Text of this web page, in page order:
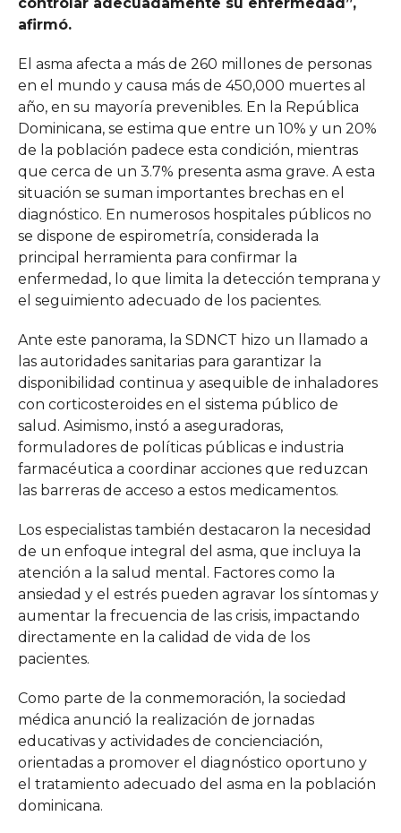
afirmó.
El asma afecta a más de 260 millones de personas
en el mundo y causa más de 450,000 muertes al
año, en su mayoría prevenibles. En la República
Dominicana, se estima que entre un 10% y un 20%
de la población padece esta condición, mientras
que cerca de un 3.7% presenta asma grave. A esta
situación se suman importantes brechas en el
diagnóstico. En numerosos hospitales públicos no
se dispone de espirometría, considerada la
principal herramienta para confirmar la
enfermedad, lo que limita la detección temprana y
el seguimiento adecuado de los pacientes.
Ante este panorama, la SDNCT hizo un llamado a
las autoridades sanitarias para garantizar la
disponibilidad continua y asequible de inhaladores
con corticosteroides en el sistema público de
salud. Asimismo, instó a aseguradoras,
formuladores de políticas públicas e industria
farmacéutica a coordinar acciones que reduzcan
las barreras de acceso a estos medicamentos.
Los especialistas también destacaron la necesidad
de un enfoque integral del asma, que incluya la
atención a la salud mental. Factores como la
ansiedad y el estrés pueden agravar los síntomas y
aumentar la frecuencia de las crisis, impactando
directamente en la calidad de vida de los
pacientes.
Como parte de la conmemoración, la sociedad
médica anunció la realización de jornadas
educativas y actividades de concienciación,
orientadas a promover el diagnóstico oportuno y
el tratamiento adecuado del asma en la población
dominicana.